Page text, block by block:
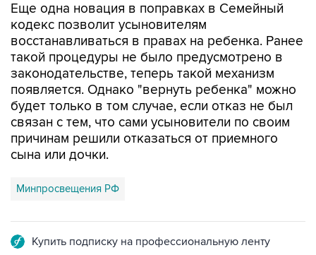
Еще одна новация в поправках в Семейный
кодекс позволит усыновителям
восстанавливаться в правах на ребенка. Ранее
такой процедуры не было предусмотрено в
законодательстве, теперь такой механизм
появляется. Однако "вернуть ребенка" можно
будет только в том случае, если отказ не был
связан с тем, что сами усыновители по своим
причинам решили отказаться от приемного
сына или дочки.
Минпросвещения РФ
Купить подписку на профессиональную ленту